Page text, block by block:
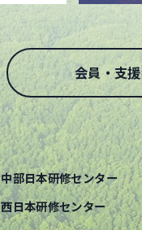
会員・支
中部日本研修センター
西日本研修センター